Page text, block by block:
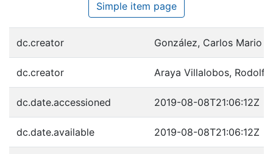
Simple item page
dc.creator González, Carlos Mario
dc.creator Araya Villalobos, Rodolfo
dc.date.accessioned 2019-08-08T21:06:12Z
dc.date.available 2019-08-08T21:06:12Z